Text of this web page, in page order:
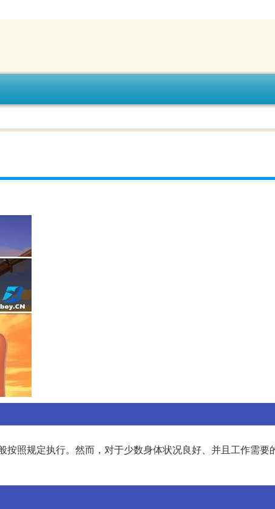
按照规定执行。然而，对于少数身体状况良好、并且工作需要